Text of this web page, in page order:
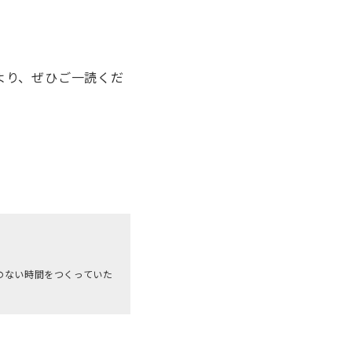
、ぜひご一読くだ
い時間をつくっていた